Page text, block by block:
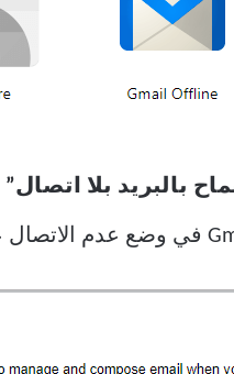
بالبريد بلا اتصال”